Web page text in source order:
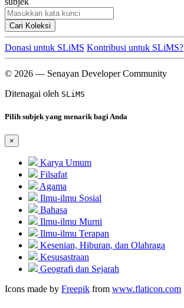
Cari Koleksi
Donasi untuk SLiMS Kontribusi untuk SLiMS?
© 2026 — Senayan Developer Community
Ditenagai oleh SLiMS
Pilih subjek yang menarik bagi Anda
×
Karya Umum
Filsafat
Agama
Ilmu-ilmu Sosial
Bahasa
Ilmu-ilmu Murni
Ilmu-ilmu Terapan
Kesenian, Hiburan, dan Olahraga
Kesusastraan
Geografi dan Sejarah
Icons made by Freepik from www.flaticon.com